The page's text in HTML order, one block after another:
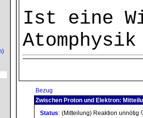
Ist eine
Bezug
Zwischen Proton und Elektron:
Status: (Mitteilung) Reaktion unnötig